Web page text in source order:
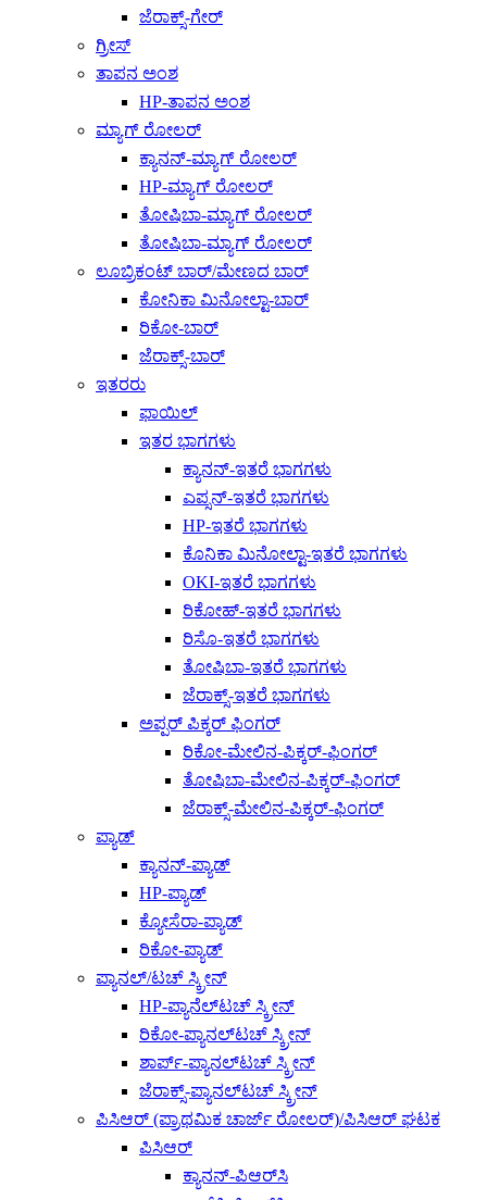
ಜೆರಾಕ್ಸ್-ಗೇರ್
ಗ್ರೀಸ್
ತಾಪನ ಅಂಶ
HP-ತಾಪನ ಅಂಶ
ಮ್ಯಾಗ್ ರೋಲರ್
ಕ್ಯಾನನ್-ಮ್ಯಾಗ್ ರೋಲರ್
HP-ಮ್ಯಾಗ್ ರೋಲರ್
ತೋಷಿಬಾ-ಮ್ಯಾಗ್ ರೋಲರ್
ತೋಷಿಬಾ-ಮ್ಯಾಗ್ ರೋಲರ್
ಲೂಬ್ರಿಕಂಟ್ ಬಾರ್/ಮೇಣದ ಬಾರ್
ಕೋನಿಕಾ ಮಿನೋಲ್ಟಾ-ಬಾರ್
ರಿಕೋ-ಬಾರ್
ಜೆರಾಕ್ಸ್-ಬಾರ್
ಇತರರು
ಫಾಯಿಲ್
ಇತರ ಭಾಗಗಳು
ಕ್ಯಾನನ್-ಇತರೆ ಭಾಗಗಳು
ಎಪ್ಸನ್-ಇತರೆ ಭಾಗಗಳು
HP-ಇತರೆ ಭಾಗಗಳು
ಕೊನಿಕಾ ಮಿನೋಲ್ಟಾ-ಇತರೆ ಭಾಗಗಳು
OKI-ಇತರೆ ಭಾಗಗಳು
ರಿಕೋಹ್-ಇತರೆ ಭಾಗಗಳು
ರಿಸೊ-ಇತರೆ ಭಾಗಗಳು
ತೋಷಿಬಾ-ಇತರೆ ಭಾಗಗಳು
ಜೆರಾಕ್ಸ್-ಇತರೆ ಭಾಗಗಳು
ಅಪ್ಪರ್ ಪಿಕ್ಕರ್ ಫಿಂಗರ್
ರಿಕೋ-ಮೇಲಿನ-ಪಿಕ್ಕರ್-ಫಿಂಗರ್
ತೋಷಿಬಾ-ಮೇಲಿನ-ಪಿಕ್ಕರ್-ಫಿಂಗರ್
ಜೆರಾಕ್ಸ್-ಮೇಲಿನ-ಪಿಕ್ಕರ್-ಫಿಂಗರ್
ಪ್ಯಾಡ್
ಕ್ಯಾನನ್-ಪ್ಯಾಡ್
HP-ಪ್ಯಾಡ್
ಕ್ಯೋಸೆರಾ-ಪ್ಯಾಡ್
ರಿಕೋ-ಪ್ಯಾಡ್
ಪ್ಯಾನಲ್/ಟಚ್ ಸ್ಕ್ರೀನ್
HP-ಪ್ಯಾನೆಲ್‌ಟಚ್ ಸ್ಕ್ರೀನ್
ರಿಕೋ-ಪ್ಯಾನಲ್‌ಟಚ್ ಸ್ಕ್ರೀನ್
ಶಾರ್ಪ್-ಪ್ಯಾನಲ್‌ಟಚ್ ಸ್ಕ್ರೀನ್
ಜೆರಾಕ್ಸ್-ಪ್ಯಾನಲ್‌ಟಚ್ ಸ್ಕ್ರೀನ್
ಪಿಸಿಆರ್ (ಪ್ರಾಥಮಿಕ ಚಾರ್ಜ್ ರೋಲರ್)/ಪಿಸಿಆರ್ ಘಟಕ
ಪಿಸಿಆರ್
ಕ್ಯಾನನ್-ಪಿಆರ್‌ಸಿ